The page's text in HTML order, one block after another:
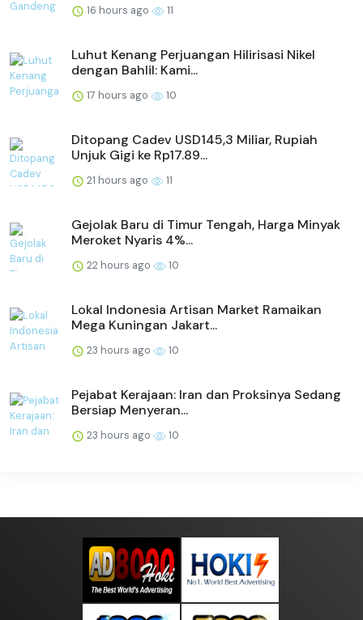
16 hours ago 11
Luhut Kenang Perjuangan Hilirisasi Nikel
dengan Bahlil: Kami...
17 hours ago 10
Ditopang Cadev USD145,3 Miliar, Rupiah
Unjuk Gigi ke Rp17.89...
21 hours ago 11
Gejolak Baru di Timur Tengah, Harga Minyak
Meroket Nyaris 4%...
22 hours ago 10
Lokal Indonesia Artisan Market Ramaikan
Mega Kuningan Jakart...
23 hours ago 10
Pejabat Kerajaan: Iran dan Proksinya Sedang
Bersiap Menyeran...
23 hours ago 10